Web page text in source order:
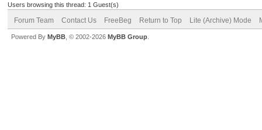
Users browsing this thread: 1 Guest(s)
Forum Team Contact Us FreeBeg Return to Top Lite (Archive) Mode
Powered By MyBB , © 2002-2026 MyBB Group